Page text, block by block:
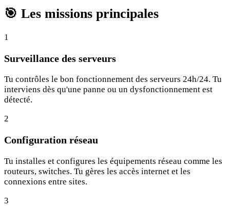
🎯 Les missions principales
1
Surveillance des serveurs
Tu contrôles le bon fonctionnement des serveurs 24h/24. Tu
interviens dès qu'une panne ou un dysfonctionnement est
détecté.
2
Configuration réseau
Tu installes et configures les équipements réseau comme les
routeurs, switches. Tu gères les accès internet et les
connexions entre sites.
3